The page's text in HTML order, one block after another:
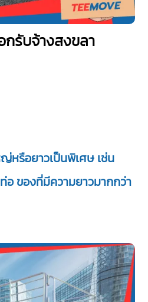
กรับจ้างสงขลา
หรือยาวเป็นพิเศษ เช่น
อ ของที่มีความยาวมากกว่า